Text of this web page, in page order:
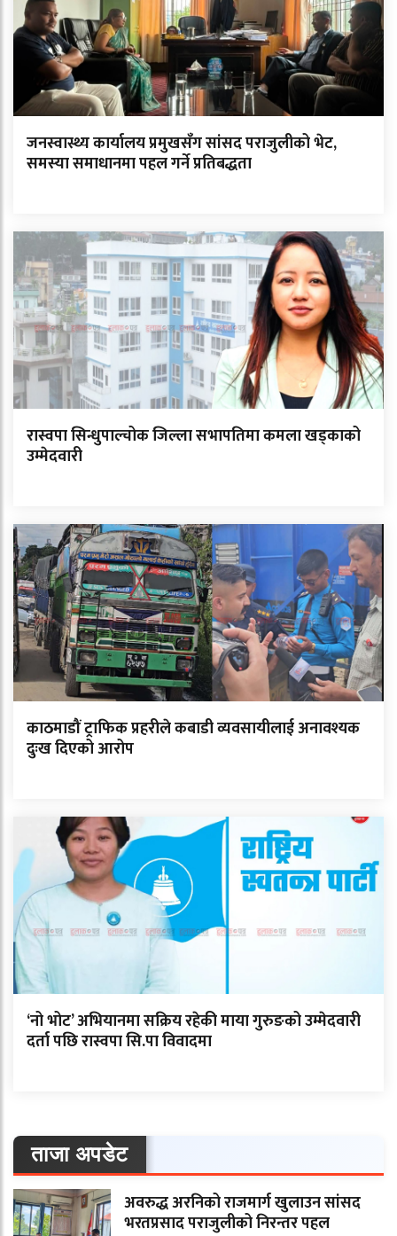
जनस्वास्थ्य कार्यालय प्रमुखसँग सांसद पराजुलीको भेट,
समस्या समाधानमा पहल गर्ने प्रतिबद्धता
रास्वपा सिन्धुपाल्चोक जिल्ला सभापतिमा कमला खड्काको
उम्मेदवारी
काठमाडौं ट्राफिक प्रहरीले कबाडी व्यवसायीलाई अनावश्यक
दुःख दिएको आरोप
‘नो भोट’ अभियानमा सक्रिय रहेकी माया गुरुङको उम्मेदवारी
दर्ता पछि रास्वपा सि.पा विवादमा
ताजा अपडेट
अवरुद्ध अरनिको राजमार्ग खुलाउन सांसद
भरतप्रसाद पराजुलीको निरन्तर पहल